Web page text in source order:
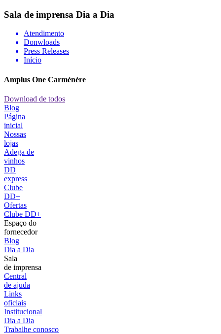
Sala de imprensa Dia a Dia
Atendimento
Donwloads
Press Releases
Início
Amplus One Carménère
Download de todos
Blog
Página
inicial
Nossas
lojas
Adega de
vinhos
DD
express
Clube
DD+
Ofertas
Clube DD+
Espaço do
fornecedor
Blog
Dia a Dia
Sala
de imprensa
Central
de ajuda
Links
oficiais
Institucional
Dia a Dia
Trabalhe conosco